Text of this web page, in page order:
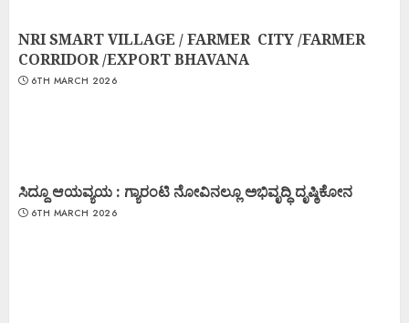
NRI SMART VILLAGE / FARMER CITY /FARMER
CORRIDOR /EXPORT BHAVANA
6TH MARCH 2026
ಸಿದ್ದೂ ಆಯವ್ಯಯ : ಗ್ಯಾರಂಟಿ ನೋವಿನಲ್ಲೂ ಅಭಿವೃದ್ಧಿ ದೃಷ್ಠಿಕೋನ
6TH MARCH 2026